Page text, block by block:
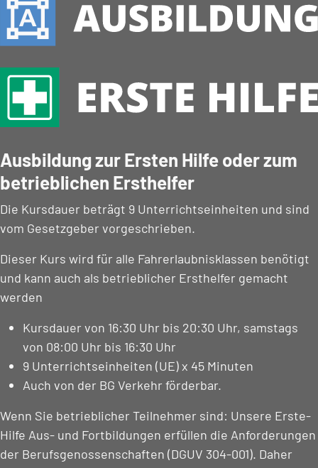
Ausbildung zur Ersten Hilfe oder zum
betrieblichen Ersthelfer
Die Kursdauer beträgt 9 Unterrichtseinheiten und sind
vom Gesetzgeber vorgeschrieben.
Dieser Kurs wird für alle Fahrerlaubnisklassen benötigt
und kann auch als betrieblicher Ersthelfer gemacht
werden
Kursdauer von 16:30 Uhr bis 20:30 Uhr, samstags
von 08:00 Uhr bis 16:30 Uhr
9 Unterrichtseinheiten (UE) x 45 Minuten
Auch von der BG Verkehr förderbar.
Wenn Sie betrieblicher Teilnehmer sind: Unsere Erste-
Hilfe Aus- und Fortbildungen erfüllen die Anforderungen
der Berufsgenossenschaften (DGUV 304-001). Daher